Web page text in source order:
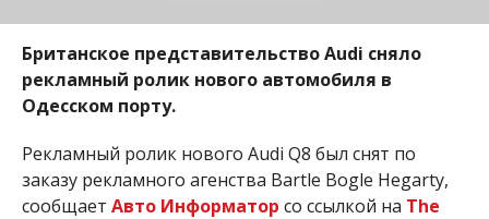
Британское представительство Audi сняло
рекламный ролик нового автомобиля в
Одесском порту.
Рекламный ролик нового Audi Q8 был снят по
заказу рекламного агенства Bartle Bogle Hegarty,
сообщает Авто Информатор со ссылкой на The